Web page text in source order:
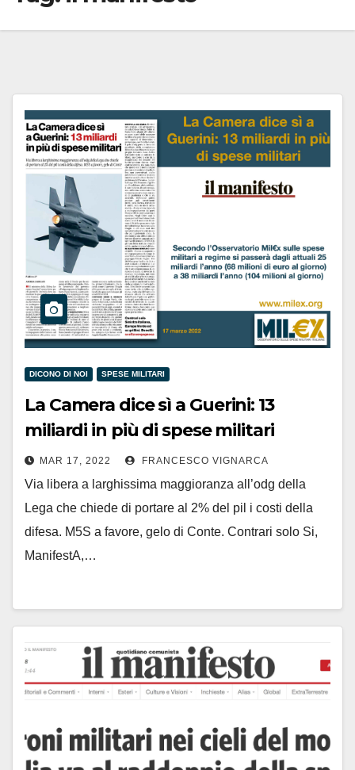
DICONO DI NOI SPESE MILITARI
La Camera dice sì a Guerini: 13
miliardi in più di spese militari
MAR 17, 2022 FRANCESCO VIGNARCA
Via libera a larghissima maggioranza all’odg della
Lega che chiede di portare al 2% del pil i costi della
difesa. M5S a favore, gelo di Conte. Contrari solo Si,
ManifestA,…